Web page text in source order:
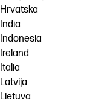
Hrvatska
India
Indonesia
Ireland
Italia
Latvija